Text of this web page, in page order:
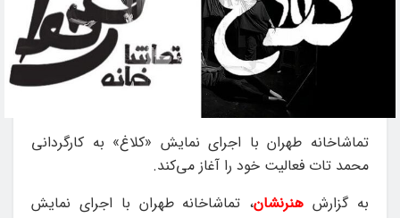
تماشاخانه طهران با اجرای نمایش «کلاغ» به کارگردانی
محمد تات فعالیت خود را آغاز می‌کند.
به گزارش هنرنشان، تماشاخانه طهران با اجرای نمایش